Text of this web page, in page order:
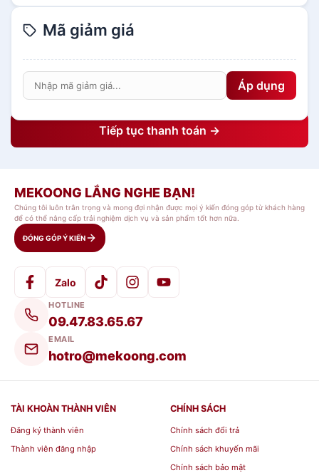
Mã giảm giá
Áp dụng
Tiếp tục thanh toán →
MEKOONG LẮNG NGHE BẠN!
Chúng tôi luôn trân trọng và mong đợi nhận được mọi ý kiến đóng góp từ khách hàng
để có thể nâng cấp trải nghiệm dịch vụ và sản phẩm tốt hơn nữa.
ĐÓNG GÓP Ý KIẾN
Zalo
HOTLINE
09.47.83.65.67
EMAIL
hotro@mekoong.com
TÀI KHOÀN THÀNH VIÊN
Đăng ký thành viên
Thành viên đăng nhập
CHÍNH SÁCH
Chính sách đổi trả
Chính sách khuyến mãi
Chính sách bảo mật